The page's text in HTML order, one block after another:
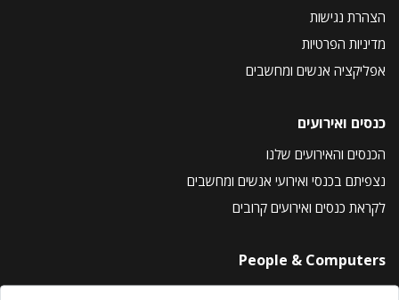
הצהרת נגישות
מדיניות הפרטיות
אפליקציה אנשים ומחשבים
כנסים ואירועים
הכנסים והאירועים שלנו
נצפיתם בכנסי ואירועי אנשים ומחשבים
לקראת כנסים ואירועים קרובים
People & Computers
About Us